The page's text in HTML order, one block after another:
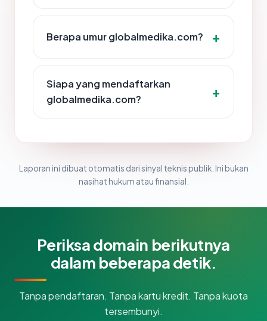
Berapa umur globalmedika.com?
Siapa yang mendaftarkan
globalmedika.com?
Laporan ini dibuat otomatis dari sinyal teknis publik. Ini bukan
nasihat hukum atau finansial.
Periksa domain berikutnya
dalam beberapa detik.
Tanpa pendaftaran. Tanpa kartu kredit. Tanpa kuota
tersembunyi.